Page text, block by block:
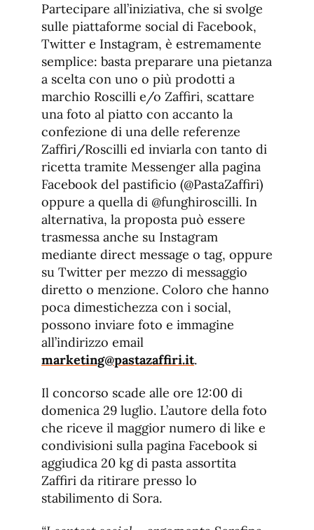
Partecipare all’iniziativa, che si svolge
sulle piattaforme social di Facebook,
Twitter e Instagram, è estremamente
semplice: basta preparare una pietanza
a scelta con uno o più prodotti a
marchio Roscilli e/o Zaffiri, scattare
una foto al piatto con accanto la
confezione di una delle referenze
Zaffiri/Roscilli ed inviarla con tanto di
ricetta tramite Messenger alla pagina
Facebook del pastificio (@PastaZaffiri)
oppure a quella di @funghiroscilli. In
alternativa, la proposta può essere
trasmessa anche su Instagram
mediante direct message o tag, oppure
su Twitter per mezzo di messaggio
diretto o menzione. Coloro che hanno
poca dimestichezza con i social,
possono inviare foto e immagine
all’indirizzo email
marketing@pastazaffiri.it.
Il concorso scade alle ore 12:00 di
domenica 29 luglio. L’autore della foto
che riceve il maggior numero di like e
condivisioni sulla pagina Facebook si
aggiudica 20 kg di pasta assortita
Zaffiri da ritirare presso lo
stabilimento di Sora.